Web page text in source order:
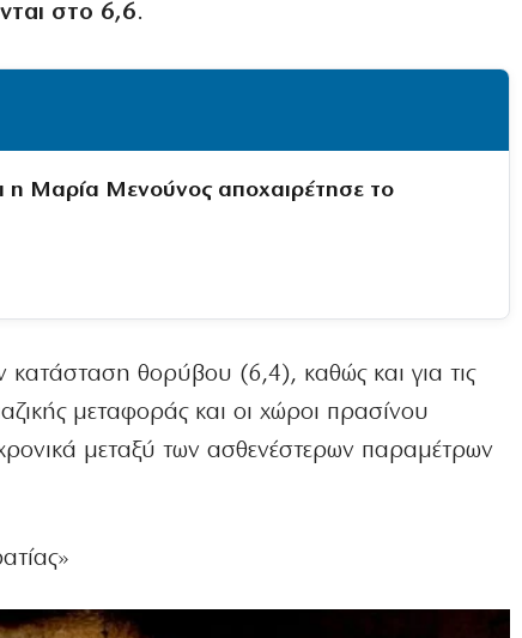
στο 6,6.
η Μαρία Μενούνος αποχαιρέτησε το
κατάσταση θορύβου (6,4), καθώς και για τις
μεταφοράς και οι χώροι πρασίνου
μεταξύ των ασθενέστερων παραμέτρων